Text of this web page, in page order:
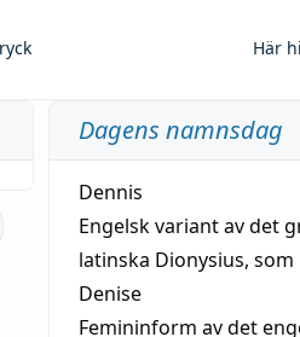
Här
Dagens namnsdag
Dennis
Engelsk variant av det
latinska Dionysius,
Denise
Femininform av det